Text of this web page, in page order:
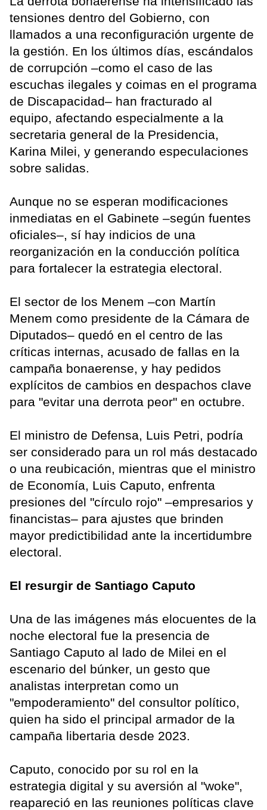
tensiones dentro del Gobierno, con
llamados a una reconfiguración urgente de
la gestión. En los últimos días, escándalos
de corrupción –como el caso de las
escuchas ilegales y coimas en el programa
de Discapacidad– han fracturado al
equipo, afectando especialmente a la
secretaria general de la Presidencia,
Karina Milei, y generando especulaciones
sobre salidas.
Aunque no se esperan modificaciones
inmediatas en el Gabinete –según fuentes
oficiales–, sí hay indicios de una
reorganización en la conducción política
para fortalecer la estrategia electoral.
El sector de los Menem –con Martín
Menem como presidente de la Cámara de
Diputados– quedó en el centro de las
críticas internas, acusado de fallas en la
campaña bonaerense, y hay pedidos
explícitos de cambios en despachos clave
para "evitar una derrota peor" en octubre.
El ministro de Defensa, Luis Petri, podría
ser considerado para un rol más destacado
o una reubicación, mientras que el ministro
de Economía, Luis Caputo, enfrenta
presiones del "círculo rojo" –empresarios y
financistas– para ajustes que brinden
mayor predictibilidad ante la incertidumbre
electoral.
El resurgir de Santiago Caputo
Una de las imágenes más elocuentes de la
noche electoral fue la presencia de
Santiago Caputo al lado de Milei en el
escenario del búnker, un gesto que
analistas interpretan como un
"empoderamiento" del consultor político,
quien ha sido el principal armador de la
campaña libertaria desde 2023.
Caputo, conocido por su rol en la
estrategia digital y su aversión al "woke",
reapareció en las reuniones políticas clave